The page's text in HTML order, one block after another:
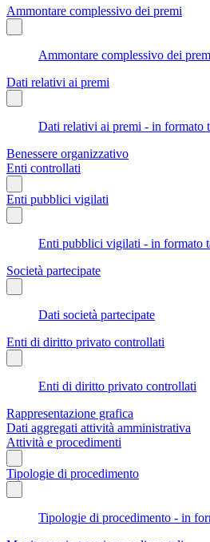
Ammontare complessivo dei premi
Ammontare complessivo dei
Dati relativi ai premi
Dati relativi ai premi - in formato
Benessere organizzativo
Enti controllati
Enti pubblici vigilati
Enti pubblici vigilati - in formato
Società partecipate
Dati società partecipate
Enti di diritto privato controllati
Enti di diritto privato controllati
Rappresentazione grafica
Dati aggregati attività amministrativa
Attività e procedimenti
Tipologie di procedimento
Tipologie di procedimento - in